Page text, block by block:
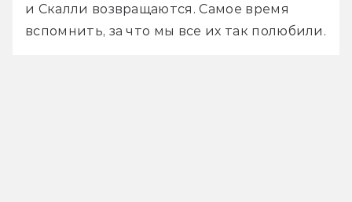
и Скалли возвращаются. Самое время
вспомнить, за что мы все их так полюбили.